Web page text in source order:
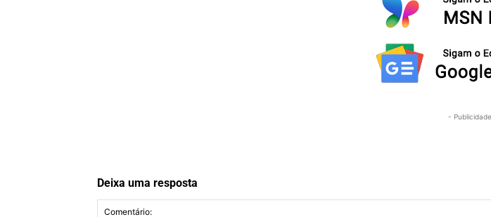
-
Deixa uma resposta